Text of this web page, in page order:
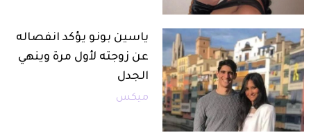
ياسين بونو يؤكد انفصاله
عن زوجته لأول مرة وينهي
الجدل
ميكس